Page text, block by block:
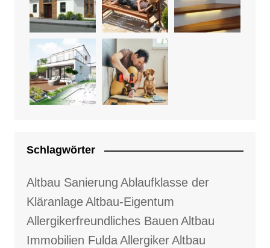
Schlagwörter
Altbau Sanierung Ablaufklasse der
KläranlageAltbau-Eigentum
Allergikerfreundliches Bauen Altbau
Immobilien FuldaAllergikerAltbau